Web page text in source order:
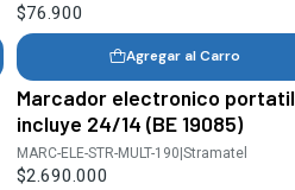
$76.900
Agregar al Carro
Marcador electronico portatil
incluye 24/14 (BE 19085)
MARC-ELE-STR-MULT-190 Stramatel
$2.690.000